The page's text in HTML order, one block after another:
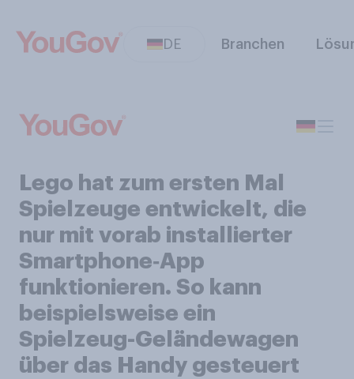
DE Branchen
Lego hat zum ersten Mal
Spielzeuge entwickelt, die
nur mit vorab installierter
Smartphone‑App
funktionieren. So kann
beispielsweise ein
Spielzeug-Geländewagen
über das Handy gesteuert